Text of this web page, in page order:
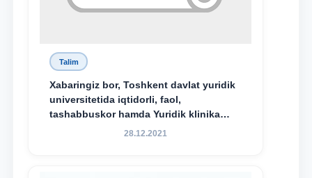
Talim
Xabaringiz bor, Toshkent davlat yuridik
universitetida iqtidorli, faol,
tashabbuskor hamda Yuridik klinika
faoliyatida o‘z bilim va ko‘nikmalarini
28.12.2021